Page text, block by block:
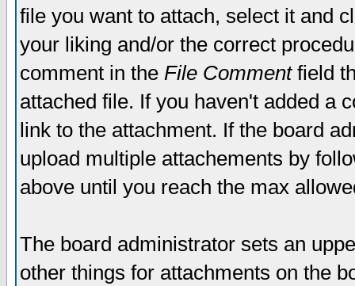
file you want to attach, select it and
your liking and/or the correct
comment in the File Commentfield
attached file. If you haven't added a
link to the attachment. If the board
upload multiple attachements by
above until you reach the max
The board administrator sets an
other things for attachments on the